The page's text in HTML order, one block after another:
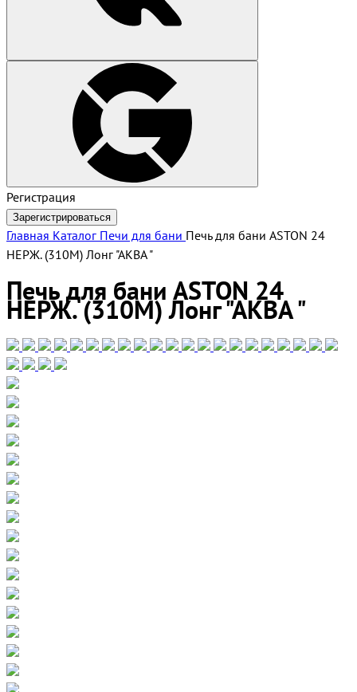
Регистрация
Зарегистрироваться
Главная Каталог Печи для бани Печь для бани ASTON 24
НЕРЖ. (310М) Лонг "АКВА "
Печь для бани ASTON 24
НЕРЖ. (310М) Лонг "АКВА "